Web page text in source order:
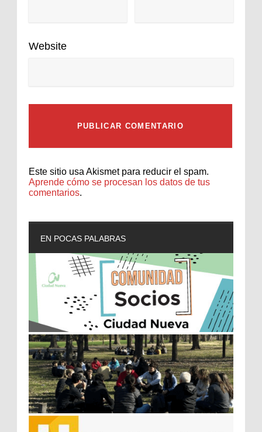
Website
Este sitio usa Akismet para reducir el spam.
Aprende cómo se procesan los datos de tus
comentarios.
EN POCAS PALABRAS